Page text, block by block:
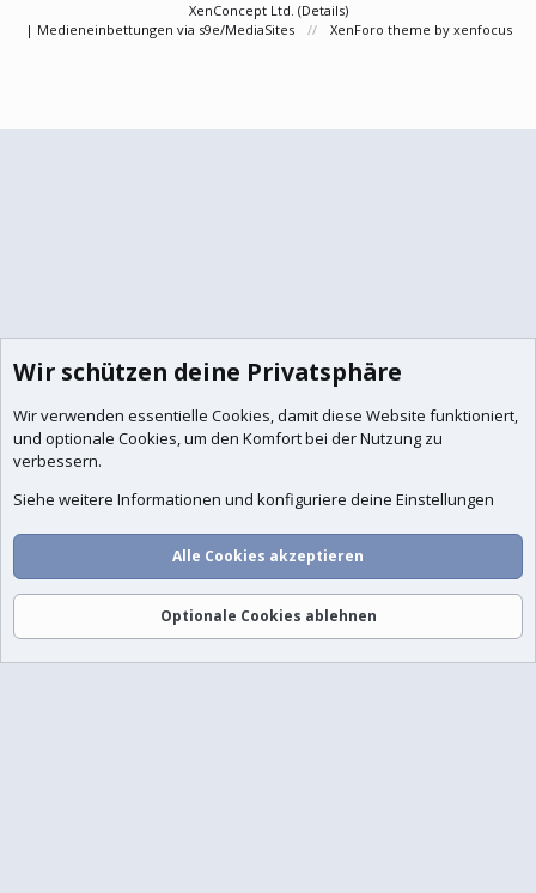
XenConcept Ltd. (Details)
| Medieneinbettungen via s9e/MediaSites XenForo theme by xenfocus
Foren Aktuelles Anmelden Registrieren Suche
Wir schützen deine Privatsphäre
Wir verwenden essentielle Cookies, damit diese Website funktioniert,
und optionale Cookies, um den Komfort bei der Nutzung zu
verbessern.
Siehe weitere Informationen und konfiguriere deine Einstellungen
Alle Cookies akzeptieren
Optionale Cookies ablehnen